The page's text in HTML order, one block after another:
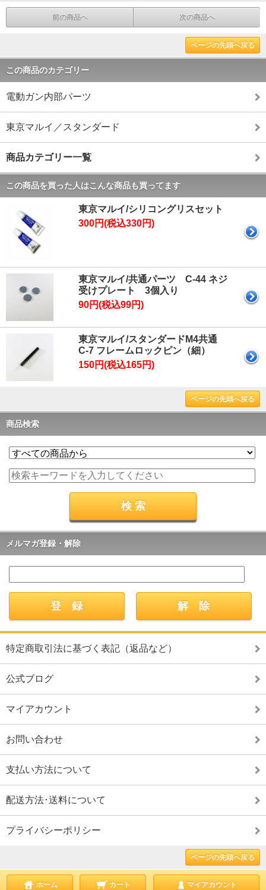
前の商品へ 次の商品へ
ページの先頭へ戻る
この商品のカテゴリー
電動ガン内部パーツ
東京マルイ／スタンダード
商品カテゴリー一覧
この商品を買った人はこんな商品も買ってます
東京マルイ/シリコングリスセット
300円(税込330円)
東京マルイ/共通パーツ C-44 ネジ
受けプレート 3個入り
90円(税込99円)
東京マルイ/スタンダードM4共通
C-7 フレームロックピン（細）
150円(税込165円)
ページの先頭へ戻る
商品検索
メルマガ登録・解除
特定商取引法に基づく表記（返品など）
公式ブログ
マイアカウント
お問い合わせ
支払い方法について
配送方法･送料について
プライバシーポリシー
ページの先頭へ戻る
ホーム カート マイアカウント